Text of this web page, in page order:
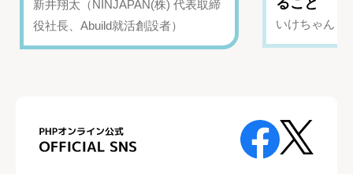
新井翔太（NINJAPAN(株) 代表取締
役社長、Abuild就活創設者）
いけちゃん（